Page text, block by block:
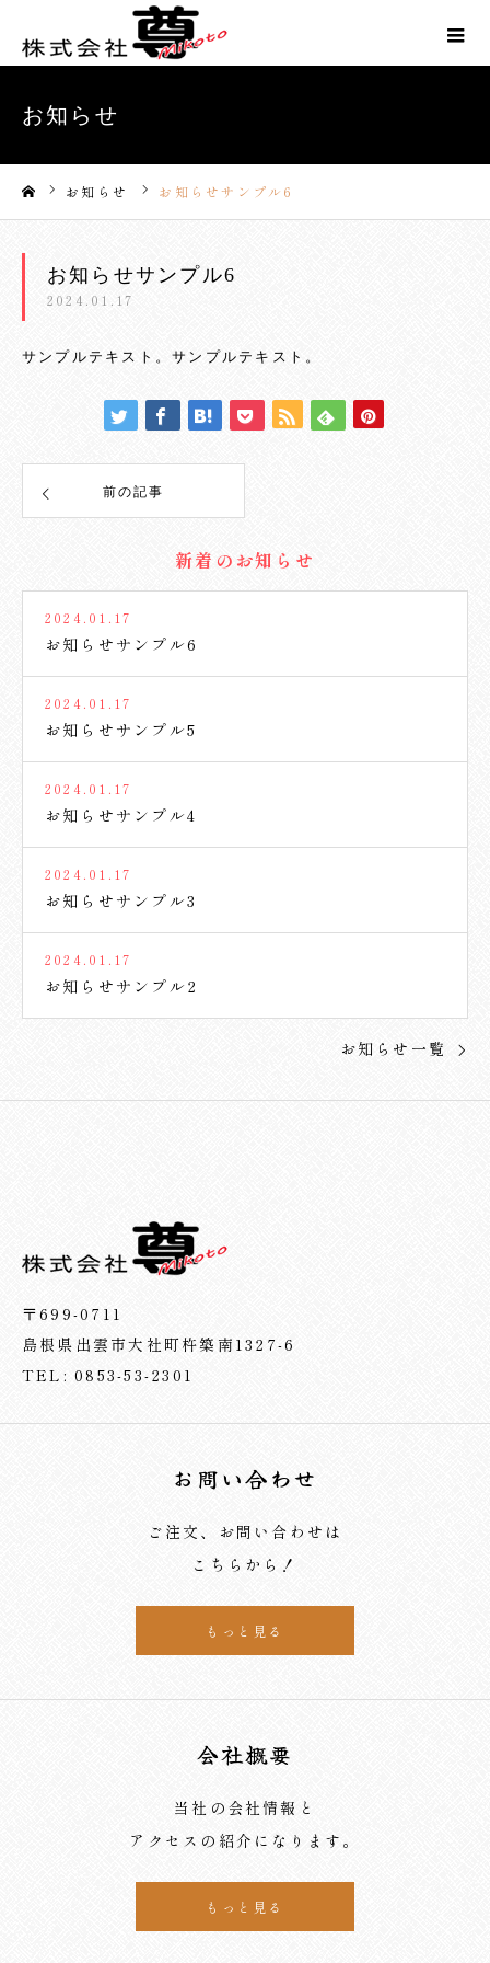
お知らせ
お知らせ お知らせサンプル6
お知らせサンプル6
2024.01.17
サンプルテキスト。サンプルテキスト。
前の記事
新着のお知らせ
2024.01.17
お知らせサンプル6
2024.01.17
お知らせサンプル5
2024.01.17
お知らせサンプル4
2024.01.17
お知らせサンプル3
2024.01.17
お知らせサンプル2
お知らせ一覧
〒699-0711
島根県出雲市大社町杵築南1327-6
TEL: 0853-53-2301
お問い合わせ
ご注文、お問い合わせは
こちらから！
もっと見る
会社概要
当社の会社情報と
アクセスの紹介になります。
もっと見る